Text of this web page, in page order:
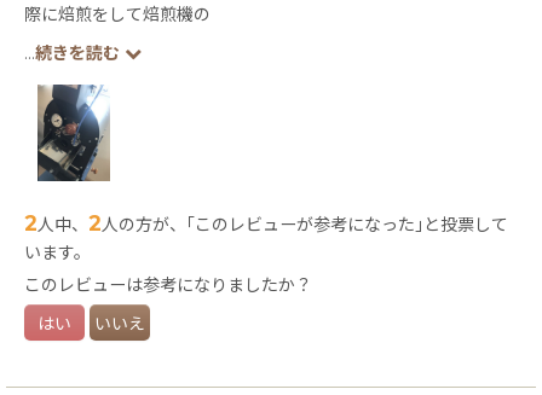
際に焙煎をして焙煎機の
使い方など感覚をつかみ、ゲイシャを焙煎したところクリーンで
甘味のある
素晴らしい仕上がりに声を大に喜びました！
あと疑問な些細な事も答えてくれ
購入して良かったと思います。
ハマ珈琲焙煎機で世界1位の
...続きを読む
2人中、 2人の方が、｢このレビューが参考になった｣と投票して
います。
このレビューは参考になりましたか？
はい いいえ